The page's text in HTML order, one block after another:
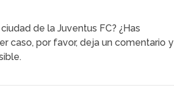
de la Juventus FC? ¿Has
caso, por favor, deja un comentario y